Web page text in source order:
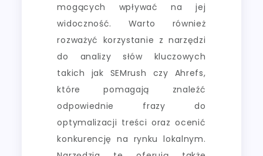
mogących wpływać na jej
widoczność. Warto również
rozważyć korzystanie z narzędzi
do analizy słów kluczowych
takich jak SEMrush czy Ahrefs,
które pomagają znaleźć
odpowiednie frazy do
optymalizacji treści oraz ocenić
konkurencję na rynku lokalnym.